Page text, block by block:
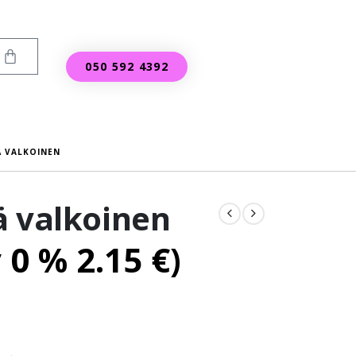
050 592 4392
VALKOINEN
valkoinen
% 2.15 €)